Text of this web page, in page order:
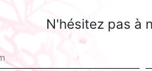
N'hésitez pas à